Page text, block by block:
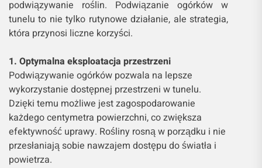
podwiązywanie roślin. Podwiązanie ogórków w
tunelu to nie tylko rutynowe działanie, ale strategia,
która przynosi liczne korzyści.
1. Optymalna eksploatacja przestrzeni
Podwiązywanie ogórków pozwala na lepsze
wykorzystanie dostępnej przestrzeni w tunelu.
Dzięki temu możliwe jest zagospodarowanie
każdego centymetra powierzchni, co zwiększa
efektywność uprawy. Rośliny rosną w porządku i nie
przesłaniają sobie nawzajem dostępu do światła i
powietrza.